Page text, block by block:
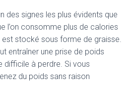
des signes les plus évidents que
l’on consomme plus de calories
est stocké sous forme de graisse.
entraîner une prise de poids
difficile à perdre. Si vous
du poids sans raison